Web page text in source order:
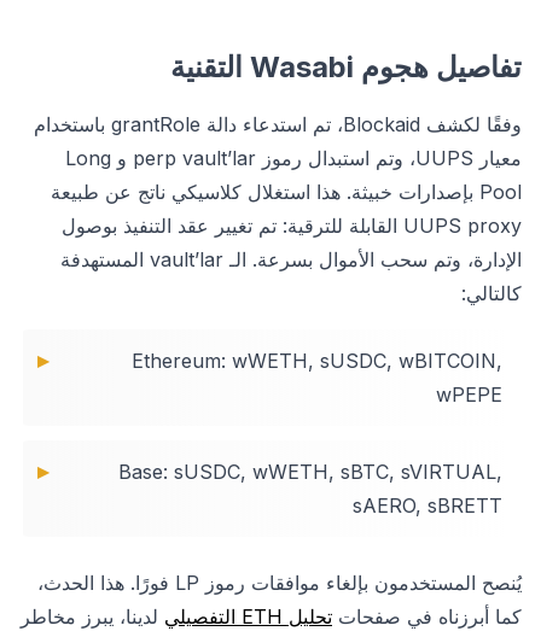
تفاصيل هجوم Wasabi التقنية
وفقًا لكشف Blockaid، تم استدعاء دالة grantRole باستخدام
معيار UUPS، وتم استبدال رموز perp vault’lar و Long
Pool بإصدارات خبيثة. هذا استغلال كلاسيكي ناتج عن طبيعة
UUPS proxy القابلة للترقية: تم تغيير عقد التنفيذ بوصول
الإدارة، وتم سحب الأموال بسرعة. الـ vault’lar المستهدفة
كالتالي:
Ethereum: wWETH, sUSDC, wBITCOIN,
wPEPE
Base: sUSDC, wWETH, sBTC, sVIRTUAL,
sAERO, sBRETT
يُنصح المستخدمون بإلغاء موافقات رموز LP فورًا. هذا الحدث،
كما أبرزناه في صفحات تحليل ETH التفصيلي
لدينا، يبرز مخاطر